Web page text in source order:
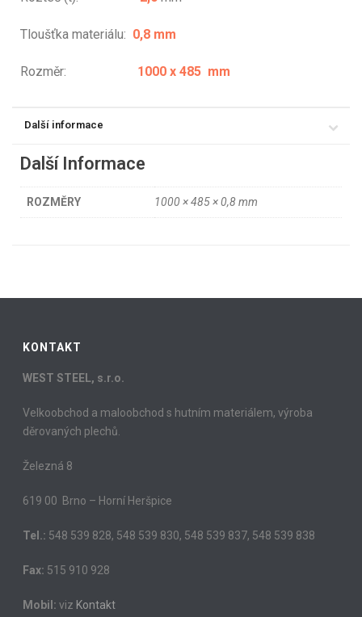
Tloušťka materiálu: 0,8 mm
Rozměr: 1000 x 485 mm
Další informace
Další Informace
ROZMĚRY 1000 × 485 × 0,8 mm
KONTAKT
WEST STEEL, s.r.o.
Velkoobchod a maloobchod s hutním materiálem, výroba
děrovaných plechů.
Železná 8
619 00 Brno – Horní Heršpice
Tel.: 548 539 828, 548 539 830, 548 539 837, 548 539 838
Fax: 515 910 928
Mobil: viz Kontakt